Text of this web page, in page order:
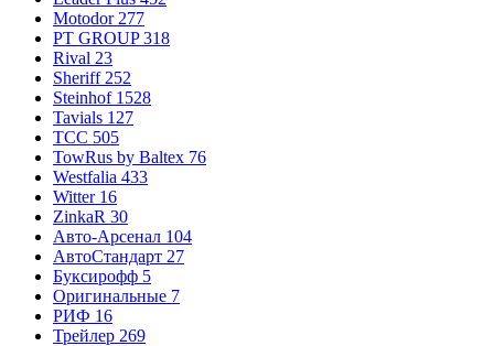
Motodor 277
PT GROUP 318
Rival 23
Sheriff 252
Steinhof 1528
Tavials 127
TCC 505
TowRus by Baltex 76
Westfalia 433
Witter 16
ZinkaR 30
Авто-Арсенал 104
АвтоСтандарт 27
Буксирофф 5
Оригинальные 7
РИФ 16
Трейлер 269